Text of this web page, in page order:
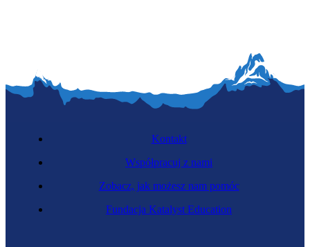
Kontakt
Współpracuj z nami
Zobacz, jak możesz nam pomóc
Fundacja Katalyst Education